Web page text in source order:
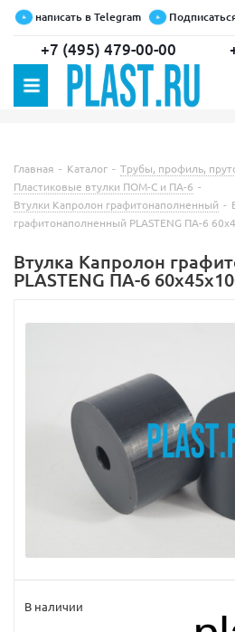
написать в Telegram
+7 (495) 479-00-00
Главная - Каталог - Трубы, профиль,
Пластиковые втулки ПОМ-С и ПА-6 -
Втулки Капролон графитонаполненный -
графитонаполненный PLASTENG ПА-6
Втулка Капролон
PLASTENG ПА-6
В наличии